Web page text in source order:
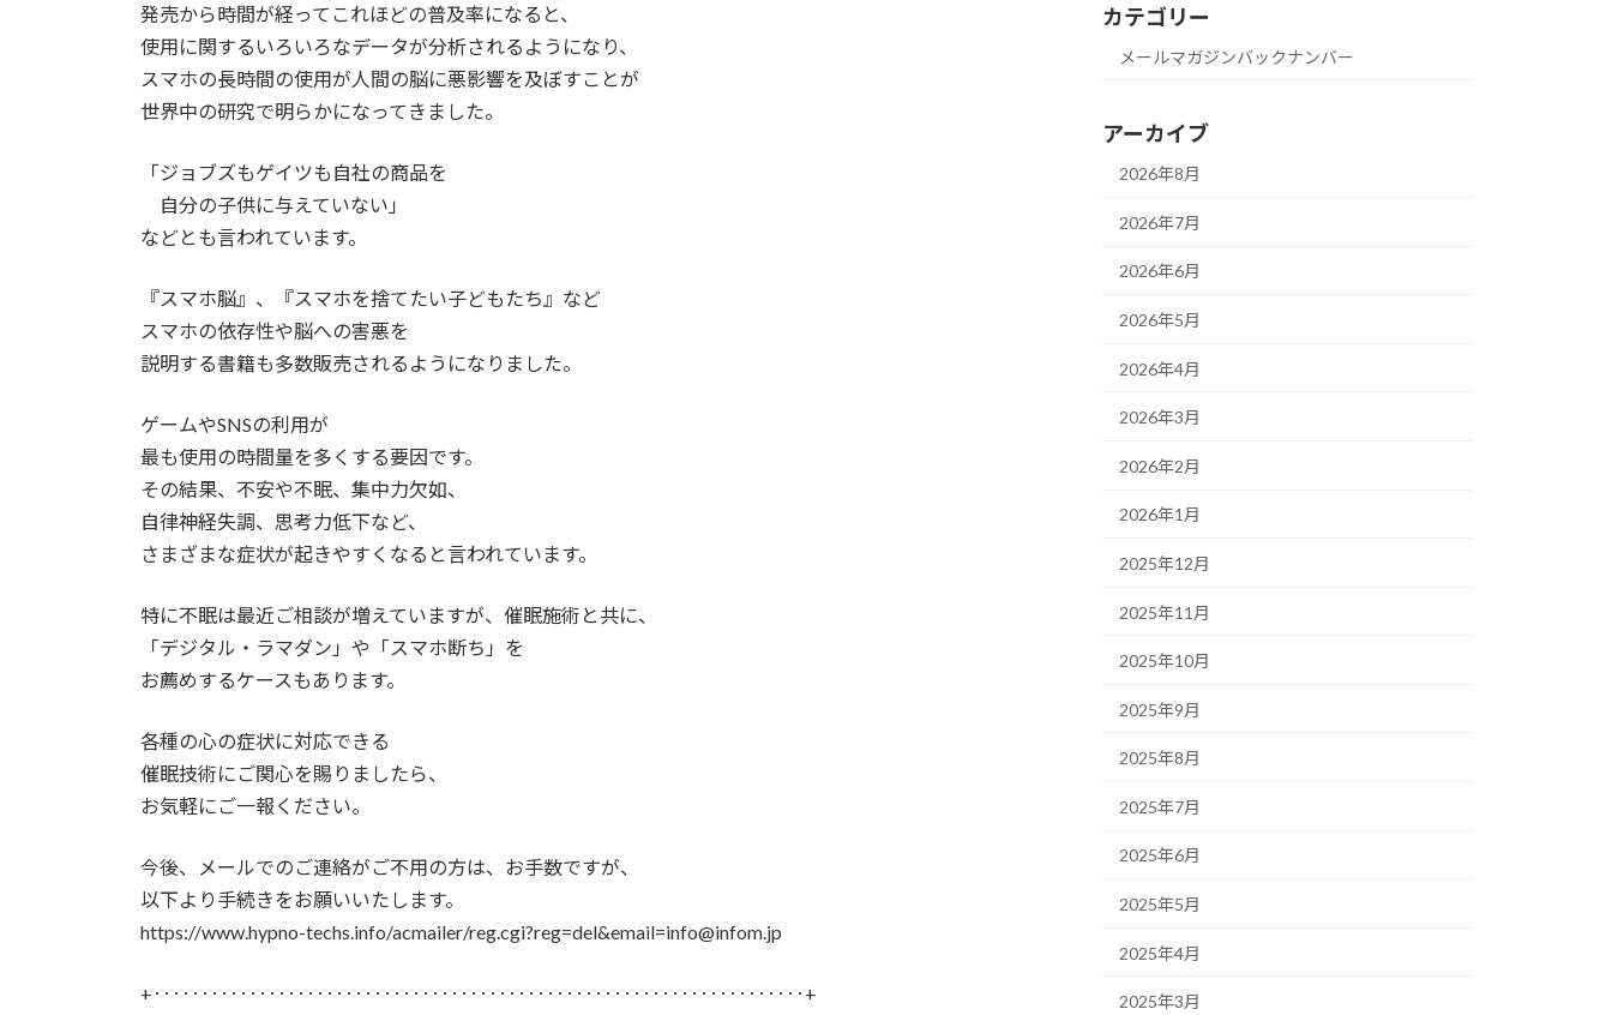
発売から時間が経ってこれほどの普及率になると、
使用に関するいろいろなデータが分析されるようになり、
スマホの長時間の使用が人間の脳に悪影響を及ぼすことが
世界中の研究で明らかになってきました。
「ジョブズもゲイツも自社の商品を
自分の子供に与えていない」
などとも言われています。
『スマホ脳』、『スマホを捨てたい子どもたち』など
スマホの依存性や脳への害悪を
説明する書籍も多数販売されるようになりました。
ゲームやSNSの利用が
最も使用の時間量を多くする要因です。
その結果、不安や不眠、集中力欠如、
自律神経失調、思考力低下など、
さまざまな症状が起きやすくなると言われています。
特に不眠は最近ご相談が増えていますが、催眠施術と共に、
「デジタル・ラマダン」や「スマホ断ち」を
お薦めするケースもあります。
各種の心の症状に対応できる
催眠技術にご関心を賜りましたら、
お気軽にご一報ください。
今後、メールでのご連絡がご不用の方は、お手数ですが、
以下より手続きをお願いいたします。
https://www.hypno-techs.info/acmailer/reg.cgi?reg=del&email=info@infom.jp
+‥‥‥‥‥‥‥‥‥‥‥‥‥‥‥‥‥‥‥‥‥‥‥‥‥‥‥‥‥‥‥‥‥‥+
カテゴリー
メールマガジンバックナンバー
アーカイブ
2026年8月
2026年7月
2026年6月
2026年5月
2026年4月
2026年3月
2026年2月
2026年1月
2025年12月
2025年11月
2025年10月
2025年9月
2025年8月
2025年7月
2025年6月
2025年5月
2025年4月
2025年3月